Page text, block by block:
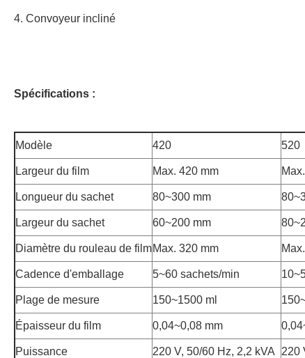
4. Convoyeur incliné
Spécifications :
Modèle 420 520
Largeur du film Max. 420 mm
Longueur du sachet 80~300 mm
Largeur du sachet 60~200 mm
Diamètre du rouleau de filmMax. 320 mm
Cadence d'emballage 5~60 sachets/min
Plage de mesure 150~1500 ml
Épaisseur du film 0,04~0,08 mm
Puissance 220 V, 50/60 Hz, 2,2 kVA 220